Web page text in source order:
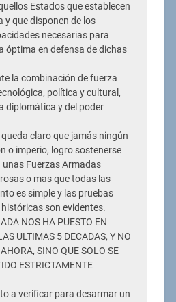
Estados que establecen
y que disponen de los
necesarias para
óptima en defensa de dichas
la combinación de fuerza
política y cultural,
diplomática y del poder
claro que jamás ningún
o imperio, logro sostenerse
Fuerzas Armadas
o mas que todas las
es simple y las pruebas
son evidentes.
NOS HA PUESTO EN
ULTIMAS 5 DECADAS, Y NO
SINO QUE SOLO SE
ESTRICTAMENTE
a verificar para desarmar un